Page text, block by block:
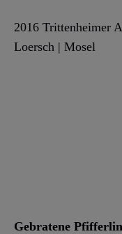
2016 Trittenheimer
Loersch | Mosel
Gebratene